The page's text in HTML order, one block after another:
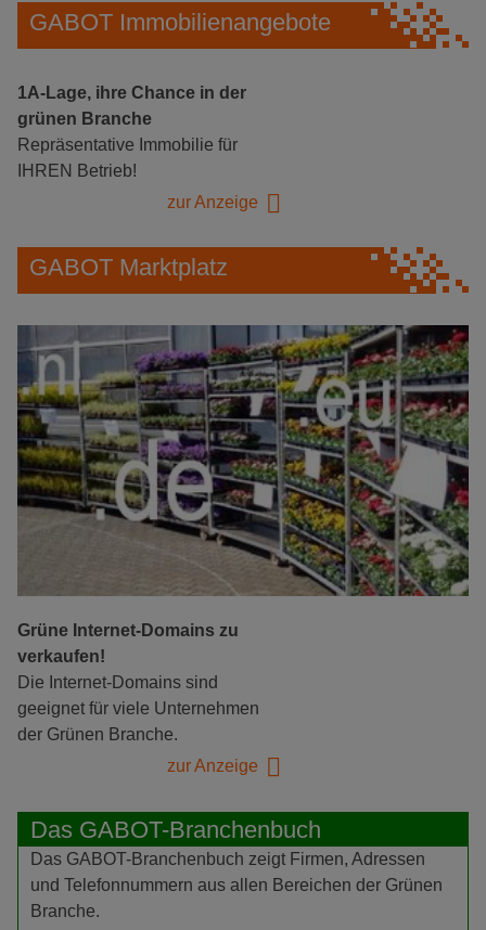
GABOT Immobilienangebote
1A-Lage, ihre Chance in der
grünen Branche
Repräsentative Immobilie für
IHREN Betrieb!
zur Anzeige
GABOT Marktplatz
Grüne Internet-Domains zu
verkaufen!
Die Internet-Domains sind
geeignet für viele Unternehmen
der Grünen Branche.
zur Anzeige
Das GABOT-Branchenbuch
Das GABOT-Branchenbuch zeigt Firmen, Adressen
und Telefonnummern aus allen Bereichen der Grünen
Branche.